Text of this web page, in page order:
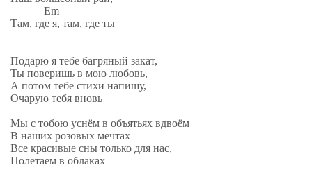
Em
Там, где я, там, где ты
Подарю я тебе багряный закат,
Ты поверишь в мою любовь,
А потом тебe стихи напишу,
Oчарую тебя вновь
Мы с тобою уснём в объятьях вдвоём
В наших розовых мечтах
Все красивые сны только для нас,
Полетаем в облаках